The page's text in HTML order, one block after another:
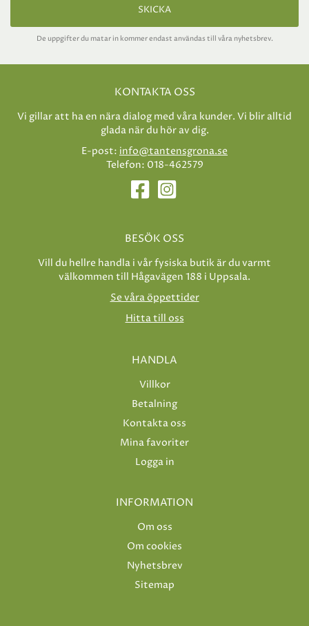
SKICKA
De uppgifter du matar in kommer endast användas till våra nyhetsbrev.
KONTAKTA OSS
Vi gillar att ha en nära dialog med våra kunder. Vi blir alltid
glada när du hör av dig.
E-post: info@tantensgrona.se
Telefon: 018-462579
BESÖK OSS
Vill du hellre handla i vår fysiska butik är du varmt
välkommen till Hågavägen 188 i Uppsala.
Se våra öppettider
Hitta till oss
HANDLA
Villkor
Betalning
Kontakta oss
Mina favoriter
Logga in
INFORMATION
Om oss
Om cookies
Nyhetsbrev
Sitemap